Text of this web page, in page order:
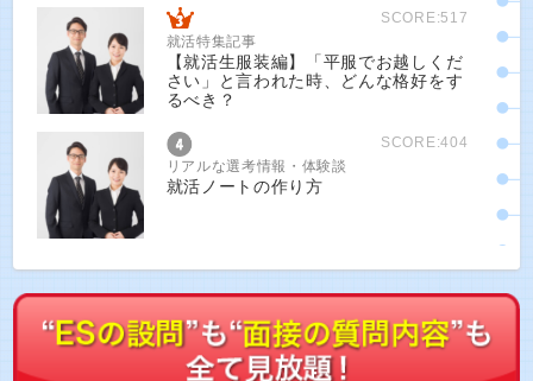
SCORE:517
就活特集記事
【就活生服装編】「平服でお越しくだ
さい」と言われた時、どんな格好をす
るべき？
SCORE:404
リアルな選考情報・体験談
就活ノートの作り方